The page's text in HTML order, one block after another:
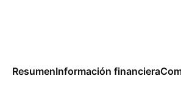
ResumenInformación financiera